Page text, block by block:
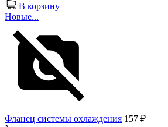
В корзину
Новые...
Фланец системы охлаждения 157 ₽